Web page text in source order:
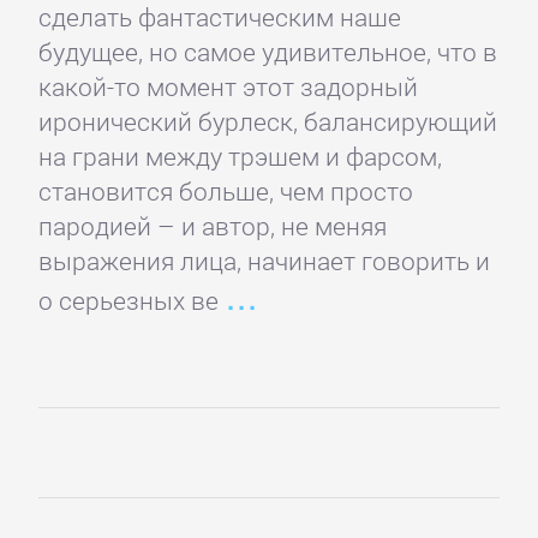
сделать фантастическим наше
будущее, но самое удивительное, что в
какой-то момент этот задорный
иронический бурлеск, балансирующий
на грани между трэшем и фарсом,
становится больше, чем просто
пародией – и автор, не меняя
выражения лица, начинает говорить и
о серьезных ве
Интернет
Компьютерное
Железо
Компьютеры:
прочее